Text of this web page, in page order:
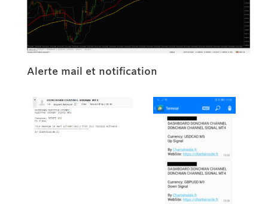
Alerte mail et notification